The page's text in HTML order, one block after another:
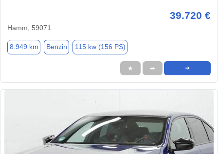
39.720 €
Hamm, 59071
8.949 km Benzin 115 kw (156 PS)
★ ➦ ➜